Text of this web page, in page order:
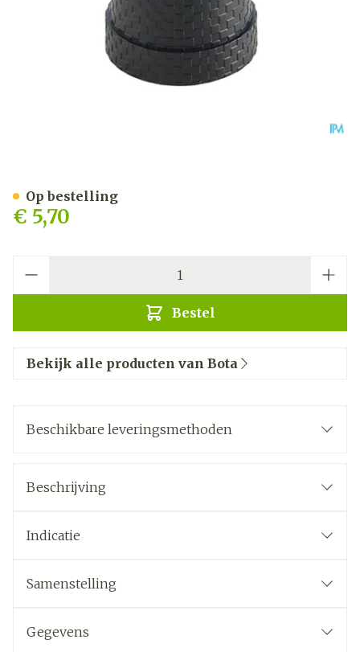
€ 5,70
Bestel
Op bestelling
Bekijk alle producten van Bota
Beschikbare leveringsmethoden
Beschrijving
Indicatie
Samenstelling
Gegevens